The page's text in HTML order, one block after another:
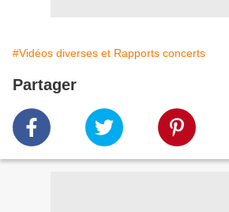
#Vidéos diverses et Rapports concerts
Partager